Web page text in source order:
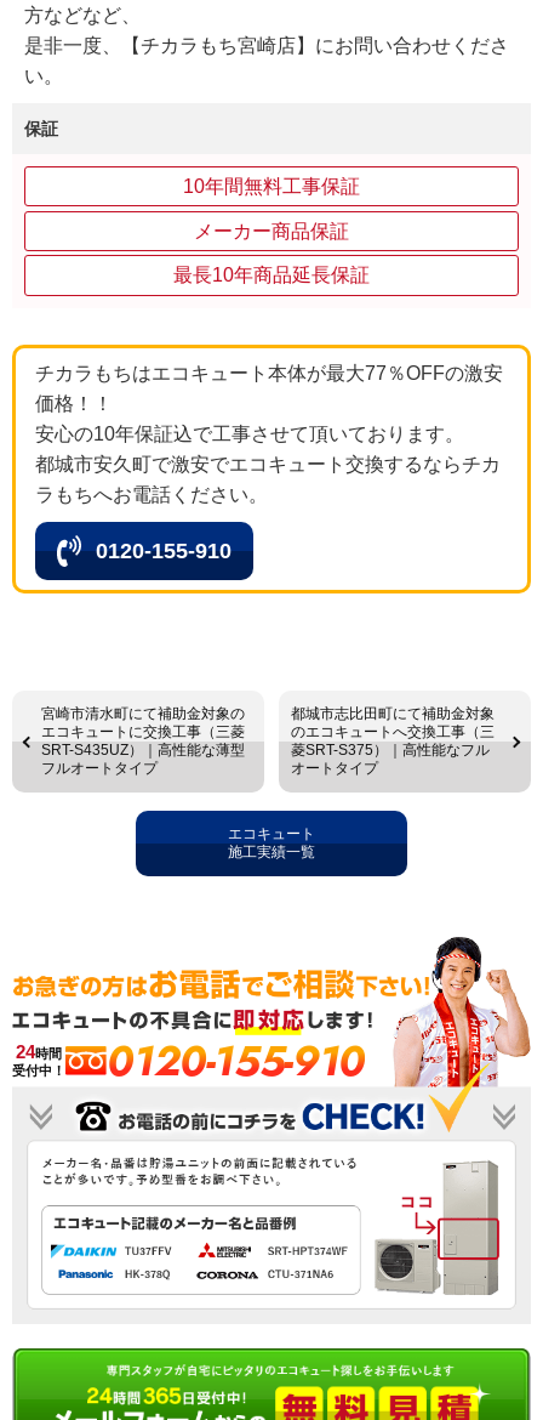
方などなど、
是非一度、【チカラもち宮崎店】にお問い合わせくださ
い。
保証
10年間無料工事保証
メーカー商品保証
最長10年商品延長保証
チカラもちはエコキュート本体が最大77％OFFの激安
価格！！
安心の10年保証込で工事させて頂いております。
都城市安久町で激安でエコキュート交換するならチカ
ラもちへお電話ください。
0120-155-910
宮崎市清水町にて補助金対象の
エコキュートに交換工事（三菱
SRT-S435UZ）｜高性能な薄型
フルオートタイプ
都城市志比田町にて補助金対象
のエコキュートへ交換工事（三
菱SRT-S375）｜高性能なフル
オートタイプ
エコキュート
施工実績一覧
24時間
受付中！
0120-155-910